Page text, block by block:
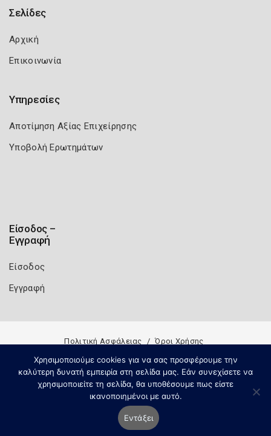
Σελίδες
Αρχική
Επικοινωνία
Υπηρεσίες
Αποτίμηση Αξίας Επιχείρησης
Υποβολή Ερωτημάτων
Είσοδος –
Εγγραφή
Είσοδος
Εγγραφή
Πολιτική Ασφάλειας Όροι Χρήσης
Χρησιμοποιούμε cookies για να σας προσφέρουμε την
καλύτερη δυνατή εμπειρία στη σελίδα μας. Εάν συνεχίσετε να
χρησιμοποιείτε τη σελίδα, θα υποθέσουμε πως είστε
ικανοποιημένοι με αυτό.
Εντάξει
Copyright 2026 Knowledge A.E.